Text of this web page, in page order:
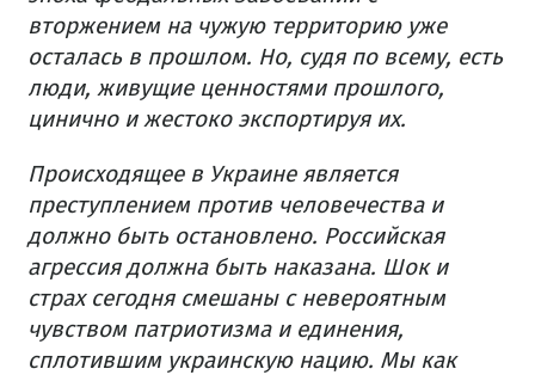
вторжением на чужую территорию уже
осталась в прошлом. Но, судя по всему, есть
люди, живущие ценностями прошлого,
цинично и жестоко экспортируя их.
Происходящее в Украине является
преступлением против человечества и
должно быть остановлено. Российская
агрессия должна быть наказана. Шок и
страх сегодня смешаны с невероятным
чувством патриотизма и единения,
сплотившим украинскую нацию. Мы как